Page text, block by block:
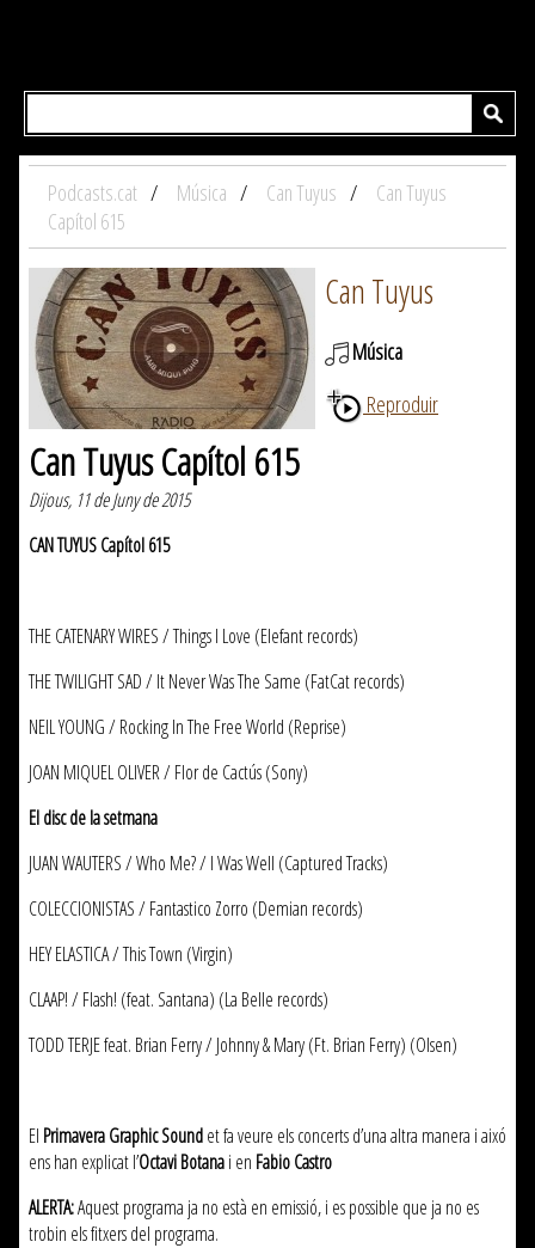
Podcasts.cat Música Can Tuyus
Can Tuyus
Capítol 615
Can Tuyus
Música
Reproduir
Can Tuyus Capítol 615
Dijous, 11 de Juny de 2015
CAN TUYUS Capítol 615
THE CATENARY WIRES / Things I Love (Elefant records)
THE TWILIGHT SAD / It Never Was The Same (FatCat records)
NEIL YOUNG / Rocking In The Free World (Reprise)
JOAN MIQUEL OLIVER / Flor de Cactús (Sony)
El disc de la setmana
JUAN WAUTERS / Who Me? / I Was Well (Captured Tracks)
COLECCIONISTAS / Fantastico Zorro (Demian records)
HEY ELASTICA / This Town (Virgin)
CLAAP! / Flash! (feat. Santana) (La Belle records)
TODD TERJE feat. Brian Ferry / Johnny & Mary (Ft. Brian Ferry) (Olsen)
El Primavera Graphic Soundet fa veure els concerts d’una altra manera i aixó
ens han explicat l’Octavi Botanai en Fabio Castro
ALERTA:Aquest programa ja no està en emissió, i es possible que ja no es
trobin els fitxers del programa.